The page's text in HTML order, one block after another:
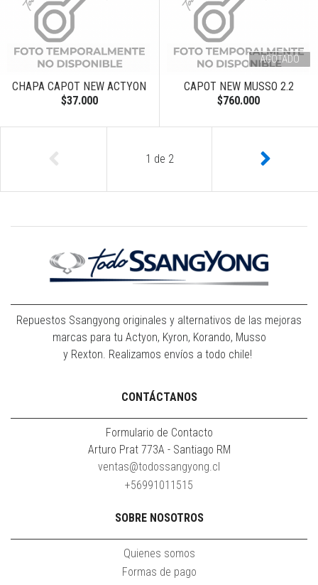
CHAPA CAPOT NEW ACTYON
$37.000
AGOTADO
CAPOT NEW MUSSO 2.2
$760.000
1 de 2
Repuestos Ssangyong originales y alternativos de las mejoras
marcas para tu Actyon, Kyron, Korando, Musso
y Rexton. Realizamos envíos a todo chile!
CONTÁCTANOS
Formulario de Contacto
Arturo Prat 773A - Santiago RM
ventas@todossangyong.cl
+56991011515
SOBRE NOSOTROS
Quienes somos
Formas de pago